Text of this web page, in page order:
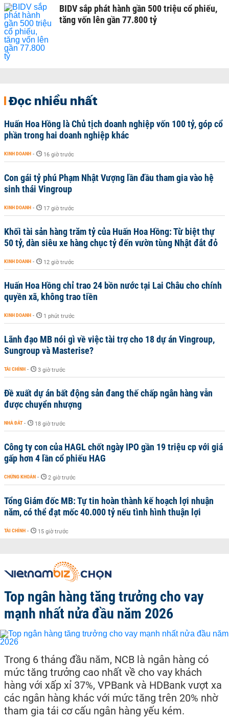
BIDV sắp phát hành gần 500 triệu cổ phiếu,
tăng vốn lên gần 77.800 tỷ
Đọc nhiều nhất
Huấn Hoa Hồng là Chủ tịch doanh nghiệp vốn 100 tỷ, góp cổ
phần trong hai doanh nghiệp khác
KINH DOANH - 16 giờ trước
Con gái tỷ phú Phạm Nhật Vượng lần đầu tham gia vào hệ
sinh thái Vingroup
KINH DOANH - 17 giờ trước
Khối tài sản hàng trăm tỷ của Huấn Hoa Hồng: Từ biệt thự
50 tỷ, dàn siêu xe hàng chục tỷ đến vườn tùng Nhật đắt đỏ
KINH DOANH - 12 giờ trước
Huấn Hoa Hồng chỉ trao 24 bồn nước tại Lai Châu cho chính
quyền xã, không trao tiền
KINH DOANH - 1 phút trước
Lãnh đạo MB nói gì về việc tài trợ cho 18 dự án Vingroup,
Sungroup và Masterise?
TÀI CHÍNH - 3 giờ trước
Đề xuất dự án bất động sản đang thế chấp ngân hàng vẫn
được chuyển nhượng
NHÀ ĐẤT - 18 giờ trước
Công ty con của HAGL chốt ngày IPO gần 19 triệu cp với giá
gấp hơn 4 lần cổ phiếu HAG
CHỨNG KHOÁN - 2 giờ trước
Tổng Giám đốc MB: Tự tin hoàn thành kế hoạch lợi nhuận
năm, có thể đạt mốc 40.000 tỷ nếu tình hình thuận lợi
TÀI CHÍNH - 15 giờ trước
Top ngân hàng tăng trưởng cho vay
mạnh nhất nửa đầu năm 2026
Trong 6 tháng đầu năm, NCB là ngân hàng có
mức tăng trưởng cao nhất về cho vay khách
hàng với xấp xỉ 37%, VPBank và HDBank vượt xa
các ngân hàng khác với mức tăng trên 20% nhờ
tham gia tái cơ cấu ngân hàng yếu kém.